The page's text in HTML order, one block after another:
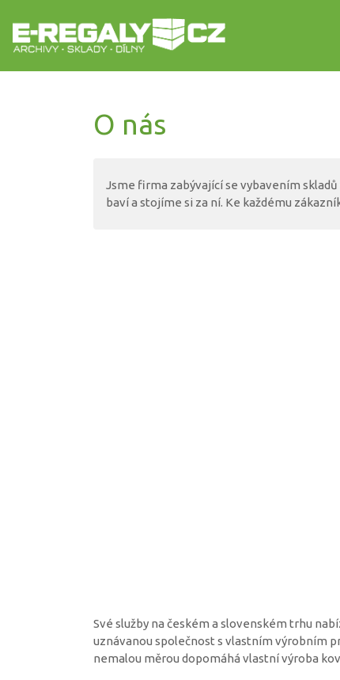
O nás
Jsme firma zabývající se vybavením skladů
baví a stojíme si za ní. Ke každému
Své služby na českém a slovenském trhu
uznávanou společnost s vlastním výrobním
nemalou měrou dopomáhá vlastní výroba